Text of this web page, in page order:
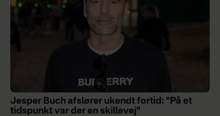
Jesper Buch afslører ukendt fortid: "På et
tidspunkt var der en skillevej"